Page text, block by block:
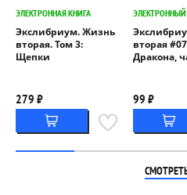
ЭЛЕКТРОННАЯ КНИГА
Экслибриум. Жизнь
вторая. Том 3:
Щепки
279 ₽
ЭЛЕКТРОННЫЙ
вторая
Дракона,
99 ₽